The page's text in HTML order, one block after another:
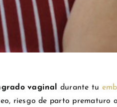
vaginal durante tu
riesgo de parto prematuro